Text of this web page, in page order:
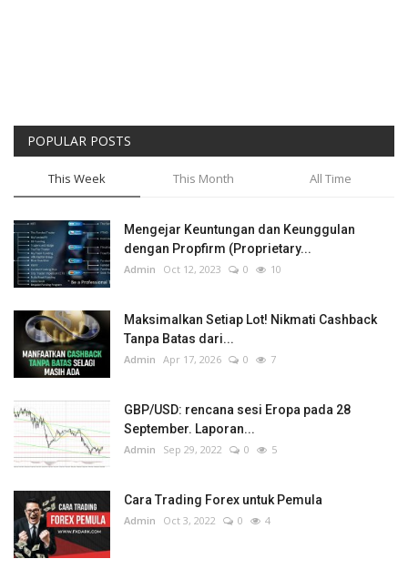
POPULAR POSTS
This Week This Month All Time
Mengejar Keuntungan dan Keunggulan
dengan Propfirm (Proprietary...
Admin Oct 12, 2023 0 10
Maksimalkan Setiap Lot! Nikmati Cashback
Tanpa Batas dari...
Admin Apr 17, 2026 0 7
GBP/USD: rencana sesi Eropa pada 28
September. Laporan...
Admin Sep 29, 2022 0 5
Cara Trading Forex untuk Pemula
Admin Oct 3, 2022 0 4